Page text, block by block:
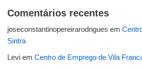
Comentários recentes
joseconstantinopereirarodrigues em
Sintra
Levi em Centro de Emprego de Vila